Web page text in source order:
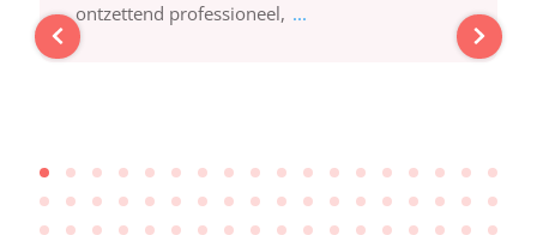
ontzettend professioneel, ...